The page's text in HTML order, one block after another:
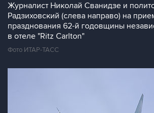
Журналист Николай Сванидзе и
Радзиховский (слева направо) на
празднования 62-й годовщины
в отеле "Ritz Carlton"
Фото ИТАР-ТАСС